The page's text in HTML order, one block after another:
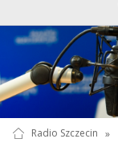
Radio Szczecin »